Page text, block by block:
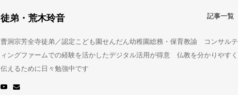
記事一覧
徒弟・荒木玲音
曹洞宗芳全寺徒弟／認定こども園せんだん幼稚園総務・保育教諭 コンサルテ
ィングファームでの経験を活かしたデジタル活用が得意 仏教を分かりやすく
伝えるために日々勉強中です